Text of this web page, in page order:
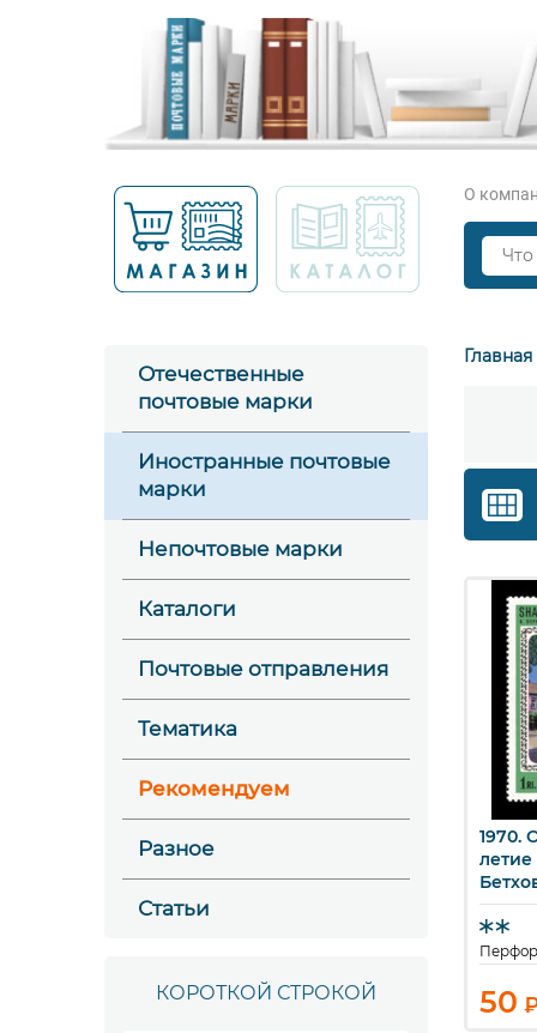
О
Отечественные
почтовые марки
Иностранные почтовые
марки
Непочтовые марки
Каталоги
Почтовые отправления
Тематика
Рекомендуем
Разное
Статьи
КОРОТКОЙ СТРОКОЙ
Главная
1970.
50